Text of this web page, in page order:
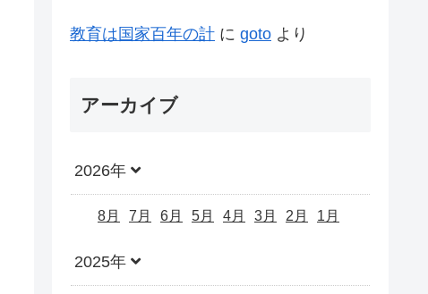
教育は国家百年の計 に goto より
アーカイブ
2026年
8月 7月 6月 5月 4月 3月 2月 1月
2025年